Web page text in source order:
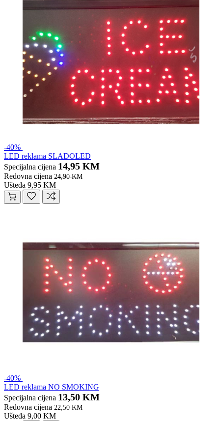
-40%
LED reklama SLADOLED
Specijalna cijena 14,95 KM
Redovna cijena 24,90 KM
Ušteda 9,95 KM
-40%
LED reklama NO SMOKING
Specijalna cijena 13,50 KM
Redovna cijena 22,50 KM
Ušteda 9,00 KM